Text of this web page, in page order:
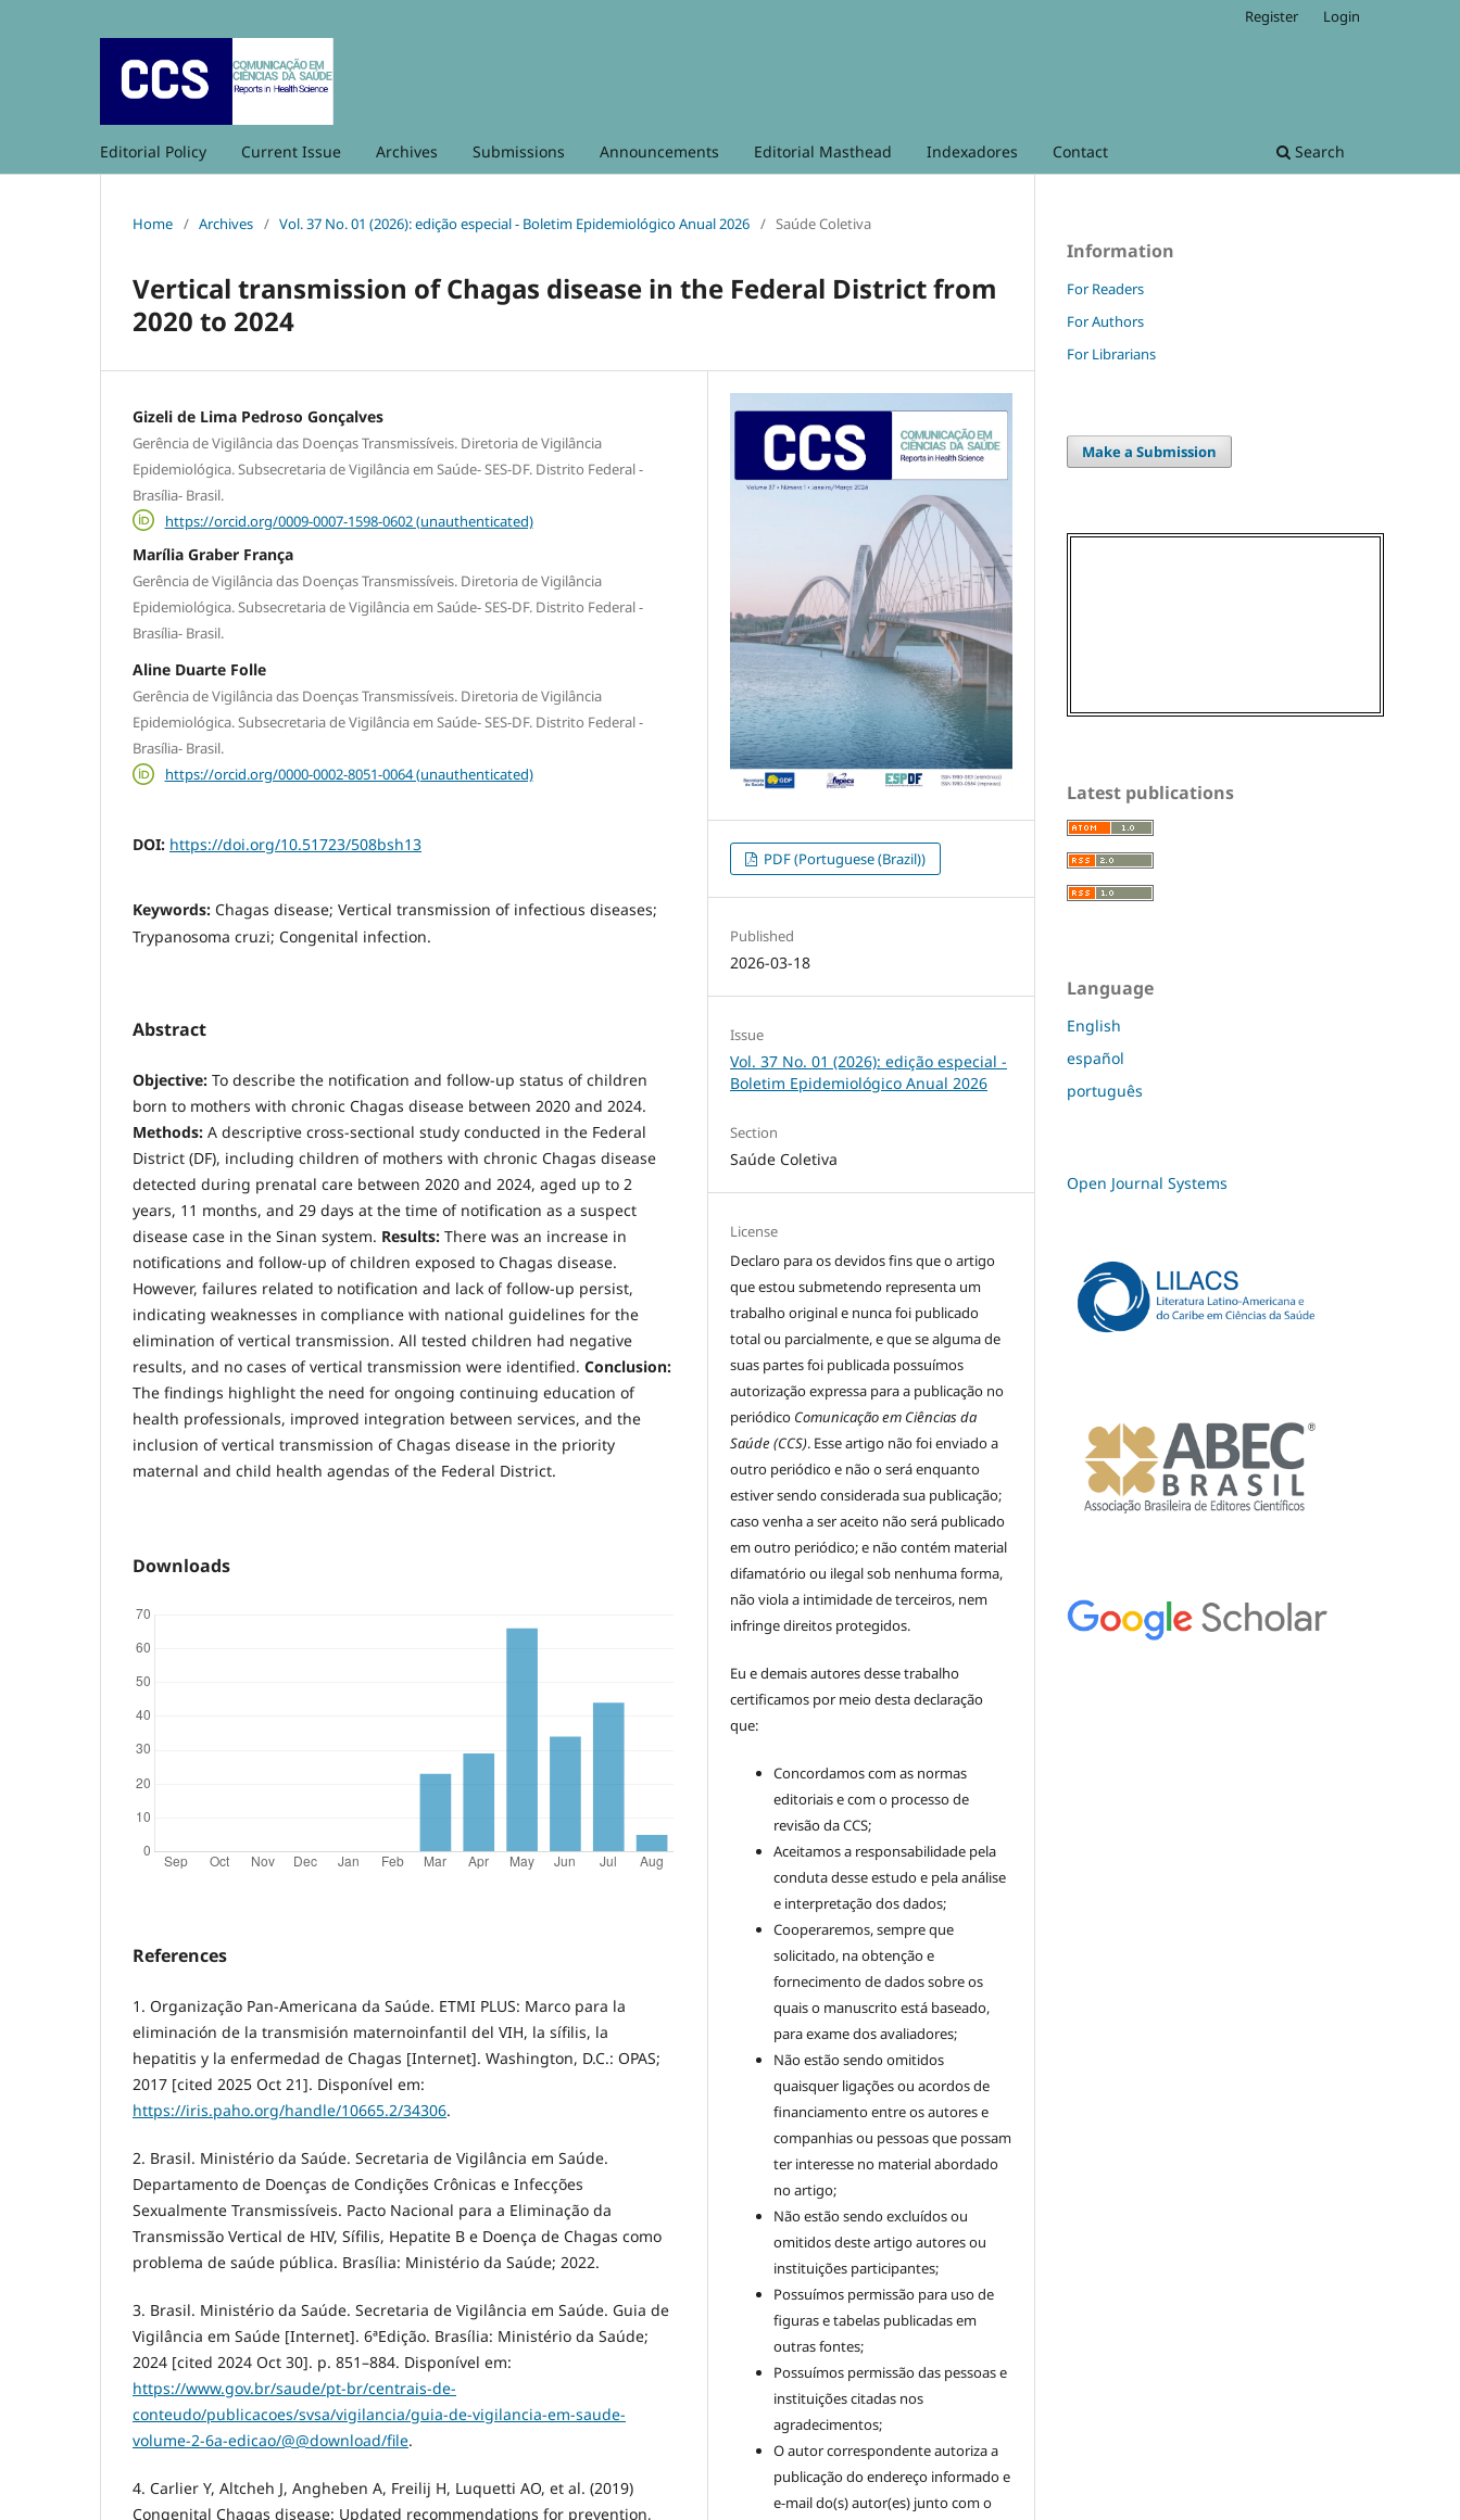
Editorial Policy Current Issue Archives Submissions Announcements Editorial Masthead Indexadores Contact Search
Register Login
Home / Archives / Vol. 37 No. 01 (2026): edição especial - Boletim Epidemiológico Anual 2026 / Saúde Coletiva
Vertical transmission of Chagas disease in the Federal District from
2020 to 2024
Gizeli de Lima Pedroso Gonçalves
Gerência de Vigilância das Doenças Transmissíveis. Diretoria de Vigilância
Epidemiológica. Subsecretaria de Vigilância em Saúde- SES-DF. Distrito Federal -
Brasília- Brasil.
https://orcid.org/0009-0007-1598-0602 (unauthenticated)
Marília Graber França
Gerência de Vigilância das Doenças Transmissíveis. Diretoria de Vigilância
Epidemiológica. Subsecretaria de Vigilância em Saúde- SES-DF. Distrito Federal -
Brasília- Brasil.
Aline Duarte Folle
Gerência de Vigilância das Doenças Transmissíveis. Diretoria de Vigilância
Epidemiológica. Subsecretaria de Vigilância em Saúde- SES-DF. Distrito Federal -
Brasília- Brasil.
https://orcid.org/0000-0002-8051-0064 (unauthenticated)
DOI: https://doi.org/10.51723/508bsh13
Keywords: Chagas disease; Vertical transmission of infectious diseases;
Trypanosoma cruzi; Congenital infection.
Abstract
Objective: To describe the notification and follow-up status of children
born to mothers with chronic Chagas disease between 2020 and 2024.
Methods: A descriptive cross-sectional study conducted in the Federal
District (DF), including children of mothers with chronic Chagas disease
detected during prenatal care between 2020 and 2024, aged up to 2
years, 11 months, and 29 days at the time of notification as a suspect
disease case in the Sinan system. Results: There was an increase in
notifications and follow-up of children exposed to Chagas disease.
However, failures related to notification and lack of follow-up persist,
indicating weaknesses in compliance with national guidelines for the
elimination of vertical transmission. All tested children had negative
results, and no cases of vertical transmission were identified. Conclusion:
The findings highlight the need for ongoing continuing education of
health professionals, improved integration between services, and the
inclusion of vertical transmission of Chagas disease in the priority
maternal and child health agendas of the Federal District.
Downloads
References
1. Organização Pan-Americana da Saúde. ETMI PLUS: Marco para la
eliminación de la transmisión maternoinfantil del VIH, la sífilis, la
hepatitis y la enfermedad de Chagas [Internet]. Washington, D.C.: OPAS;
2017 [cited 2025 Oct 21]. Disponível em:
https://iris.paho.org/handle/10665.2/34306.
2. Brasil. Ministério da Saúde. Secretaria de Vigilância em Saúde.
Departamento de Doenças de Condições Crônicas e Infecções
Sexualmente Transmissíveis. Pacto Nacional para a Eliminação da
Transmissão Vertical de HIV, Sífilis, Hepatite B e Doença de Chagas como
problema de saúde pública. Brasília: Ministério da Saúde; 2022.
3. Brasil. Ministério da Saúde. Secretaria de Vigilância em Saúde. Guia de
Vigilância em Saúde [Internet]. 6ªEdição. Brasília: Ministério da Saúde;
2024 [cited 2024 Oct 30]. p. 851–884. Disponível em:
https://www.gov.br/saude/pt-br/centrais-de-
conteudo/publicacoes/svsa/vigilancia/guia-de-vigilancia-em-saude-
volume-2-6a-edicao/@@download/file.
4. Carlier Y, Altcheh J, Angheben A, Freilij H, Luquetti AO, et al. (2019)
Congenital Chagas disease: Updated recommendations for prevention,
PDF (Portuguese (Brazil))
Published
2026-03-18
Issue
Vol. 37 No. 01 (2026): edição especial -
Boletim Epidemiológico Anual 2026
Section
Saúde Coletiva
License
Declaro para os devidos fins que o artigo
que estou submetendo representa um
trabalho original e nunca foi publicado
total ou parcialmente, e que se alguma de
suas partes foi publicada possuímos
autorização expressa para a publicação no
periódico Comunicação em Ciências da
Saúde (CCS). Esse artigo não foi enviado a
outro periódico e não o será enquanto
estiver sendo considerada sua publicação;
caso venha a ser aceito não será publicado
em outro periódico; e não contém material
difamatório ou ilegal sob nenhuma forma,
não viola a intimidade de terceiros, nem
infringe direitos protegidos.
Eu e demais autores desse trabalho
certificamos por meio desta declaração
que:
Concordamos com as normas
editoriais e com o processo de
revisão da CCS;
Aceitamos a responsabilidade pela
conduta desse estudo e pela análise
e interpretação dos dados;
Cooperaremos, sempre que
solicitado, na obtenção e
fornecimento de dados sobre os
quais o manuscrito está baseado,
para exame dos avaliadores;
Não estão sendo omitidos
quaisquer ligações ou acordos de
financiamento entre os autores e
companhias ou pessoas que possam
ter interesse no material abordado
no artigo;
Não estão sendo excluídos ou
omitidos deste artigo autores ou
instituições participantes;
Possuímos permissão para uso de
figuras e tabelas publicadas em
outras fontes;
Possuímos permissão das pessoas e
instituições citadas nos
agradecimentos;
O autor correspondente autoriza a
publicação do endereço informado e
e-mail do(s) autor(es) junto com o
Information
For Readers
For Authors
For Librarians
Make a Submission
Latest publications
Language
English
español
português
Open Journal Systems